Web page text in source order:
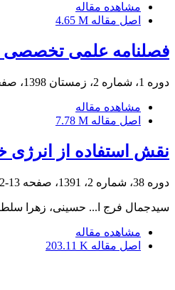
مشاهده مقاله
اصل مقاله 4.65 M
فصلنامه علمی تخصصی
دوره 1، شماره 2، زمستان 1398، صفحه
مشاهده مقاله
اصل مقاله 7.78 M
نقش استفاده از
دوره 38، شماره 2، 1391، صفحه 13-22
سیدجمال فرج ا... حسینی، زهرا
مشاهده مقاله
اصل مقاله 203.11 K